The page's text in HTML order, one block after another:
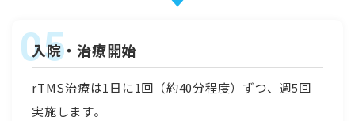
入院・治療開始
rTMS治療は1日に1回（約40分程度）ずつ、週5回
実施します。